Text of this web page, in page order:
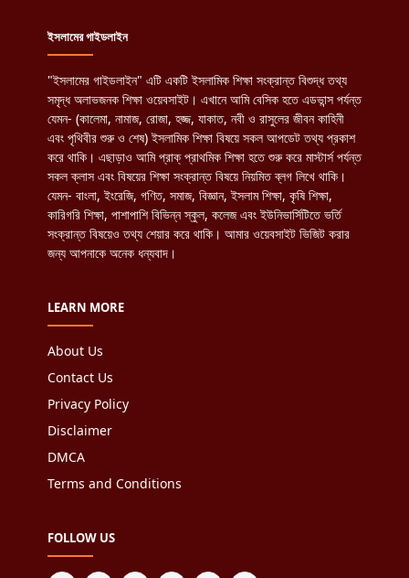
ইসলামের গাইডলাইন
"ইসলামের গাইডলাইন" এটি একটি ইসলামিক শিক্ষা সংক্রান্ত বিশুদ্ধ তথ্য
সমৃদ্ধ অলাভজনক শিক্ষা ওয়েবসাইট। এখানে আমি বেসিক হতে এডভান্স পর্যন্ত
যেমন- (কালেমা, নামাজ, রোজা, হজ্জ, যাকাত, নবী ও রাসুলের জীবন কাহিনী
এবং পৃথিবীর শুরু ও শেষ) ইসলামিক শিক্ষা বিষয়ে সকল আপডেট তথ্য প্রকাশ
করে থাকি। এছাড়াও আমি প্রাক্ প্রাথমিক শিক্ষা হতে শুরু করে মাস্টার্স পর্যন্ত
সকল ক্লাস এবং বিষয়ের শিক্ষা সংক্রান্ত বিষয়ে নিয়মিত ব্লগ লিখে থাকি।
যেমন- বাংলা, ইংরেজি, গণিত, সমাজ, বিজ্ঞান, ইসলাম শিক্ষা, কৃষি শিক্ষা,
কারিগরি শিক্ষা, পাশাপাশি বিভিন্ন স্কুল, কলেজ এবং ইউনিভার্সিটিতে ভর্তি
সংক্রান্ত বিষয়েও তথ্য শেয়ার করে থাকি। আমার ওয়েবসাইট ভিজিট করার
জন্য আপনাকে অনেক ধন্যবাদ।
LEARN MORE
About Us
Contact Us
Privacy Policy
Disclaimer
DMCA
Terms and Conditions
FOLLOW US